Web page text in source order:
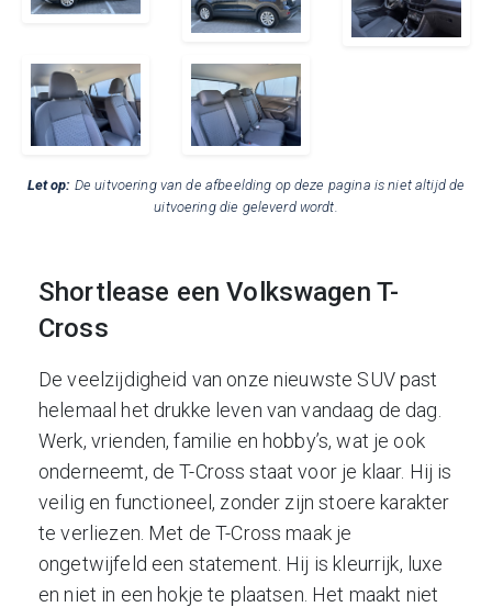
Let op: De uitvoering van de afbeelding op deze pagina is niet altijd de
uitvoering die geleverd wordt.
Shortlease een Volkswagen T-
Cross
De veelzijdigheid van onze nieuwste SUV past
helemaal het drukke leven van vandaag de dag.
Werk, vrienden, familie en hobby’s, wat je ook
onderneemt, de T-Cross staat voor je klaar. Hij is
veilig en functioneel, zonder zijn stoere karakter
te verliezen. Met de T-Cross maak je
ongetwijfeld een statement. Hij is kleurrijk, luxe
en niet in een hokje te plaatsen. Het maakt niet